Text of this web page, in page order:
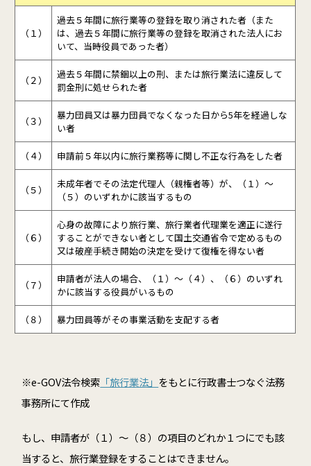
（１）
過去５年間に旅行業等の登録を取り消された者（また
は、過去５年間に旅行業等の登録を取消された法人にお
いて、当時役員であった者）
（２）
過去５年間に禁錮以上の刑、または旅行業法に違反して
罰金刑に処せられた者
（３）
暴力団員又は暴力団員でなくなった日から5年を経過しな
い者
（４） 申請前５年以内に旅行業務等に関し不正な行為をした者
（５）
未成年者でその法定代理人（親権者等）が、（１）～
（５）のいずれかに該当するもの
（６）
心身の故障により旅行業、旅行業者代理業を適正に遂行
することができない者として国土交通省令で定めるもの
又は破産手続き開始の決定を受けて復権を得ない者
（７）
申請者が法人の場合、（１）～（４）、（６）のいずれ
かに該当する役員がいるもの
（８） 暴力団員等がその事業活動を支配する者
※e-GOV法令検索 「旅行業法」 をもとに行政書士つなぐ法務
事務所にて作成
もし、申請者が（１）～（８）の項目のどれか１つにでも該
当すると、旅行業登録をすることはできません。